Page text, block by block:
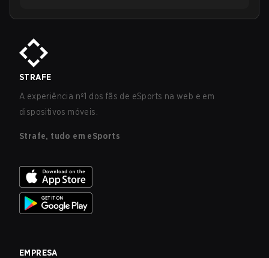
STRAFE
A experiência nº1 dos fãs de eSports na web e em
dispositivos móveis.
Strafe, tudo em eSports
EMPRESA